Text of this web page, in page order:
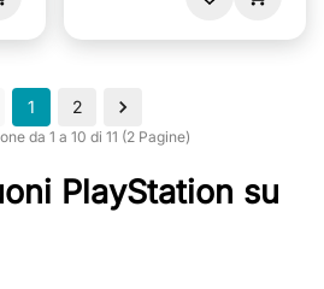
1 2
da 1 a 10 di 11 (2 Pagine)
PlayStation su